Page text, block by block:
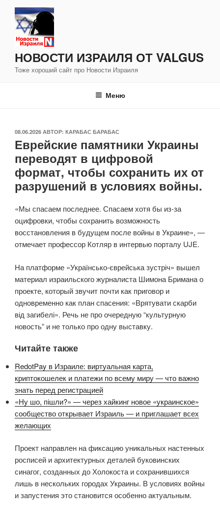
Перейти
содержимому
НОВОСТИ ИЗРАИЛЯ ОТ VALGUS
Тоже хороший сайт про Новости Израиля
Меню
ОПУБЛИКОВАНО
08.06.2026 АВТОР: КАРАБАС БАРАБАС
Еврейские памятники Украины
переводят в цифровой
формат, чтобы сохранить их от
разрушений в условиях войны.
«Мы спасаем последнее. Спасаем хотя бы из-за
оцифровки, чтобы сохранить возможность
восстановления в будущем после войны в Украине», —
отмечает профессор Котляр в интервью порталу UJE.
На платформе «Українсько-єврейська зустріч» вышел
материал израильского журналиста Шимона Бримана о
проекте, который звучит почти как приговор и
одновременно как план спасения: «Врятувати скарби
від загибелі». Речь не про очередную “культурную
новость” и не только про одну выставку.
Читайте также
RedotPay в Израиле: виртуальная карта,
криптокошелек и платежи по всему миру — что важно
знать перед регистрацией
«Ну шо, пішли?» — через хайкинг новое «украинское»
сообщество открывает Израиль — и приглашает всех
желающих
Проект направлен на фиксацию уникальных настенных
росписей и архитектурных деталей буковинских
синагог, созданных до Холокоста и сохранившихся
лишь в нескольких городах Украины. В условиях войны
и запустения это становится особенно актуальным.